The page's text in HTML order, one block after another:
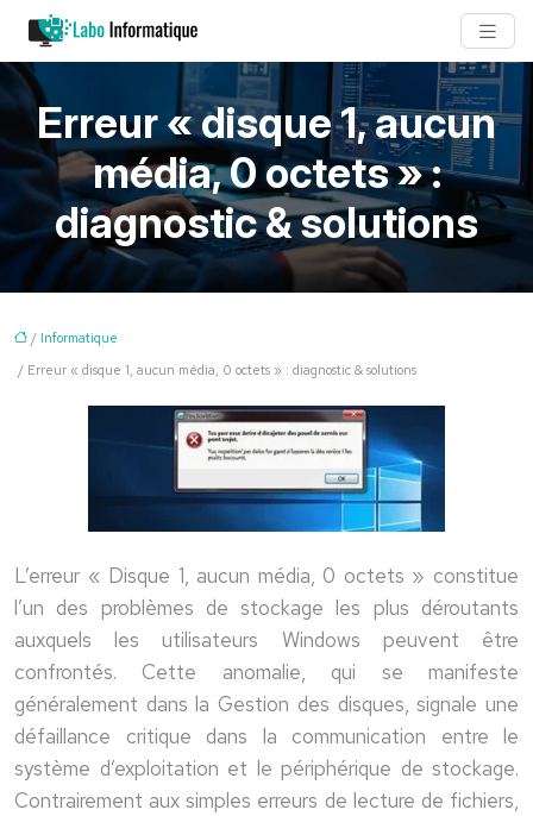
Erreur « disque 1, aucun
média, 0 octets » :
diagnostic & solutions
/ Informatique
/ Erreur « disque 1, aucun média, 0 octets » : diagnostic & solutions
L’erreur « Disque 1, aucun média, 0 octets » constitue
l’un des problèmes de stockage les plus déroutants
auxquels les utilisateurs Windows peuvent être
confrontés. Cette anomalie, qui se manifeste
généralement dans la Gestion des disques, signale une
défaillance critique dans la communication entre le
système d’exploitation et le périphérique de stockage.
Contrairement aux simples erreurs de lecture de fichiers,